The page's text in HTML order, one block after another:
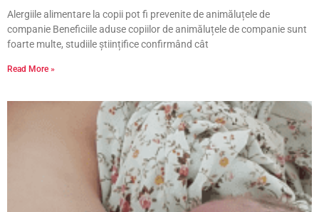
Alergiile alimentare la copii pot fi prevenite de animăluțele de
companie Beneficiile aduse copiilor de animăluțele de companie sunt
foarte multe, studiile științifice confirmând cât
Read More »